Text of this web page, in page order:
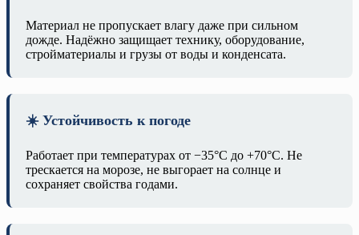
Материал не пропускает влагу даже при сильном
дожде. Надёжно защищает технику, оборудование,
стройматериалы и грузы от воды и конденсата.
☀️ Устойчивость к погоде
Работает при температурах от −35°C до +70°C. Не
трескается на морозе, не выгорает на солнце и
сохраняет свойства годами.